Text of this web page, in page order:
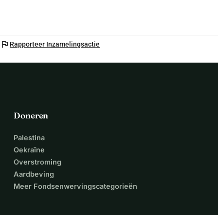
flag Rapporteer Inzamelingsactie
Doneren
Palestina
Oekraïne
Overstroming
Aardbeving
Meer Fondsenwervingscategorieën